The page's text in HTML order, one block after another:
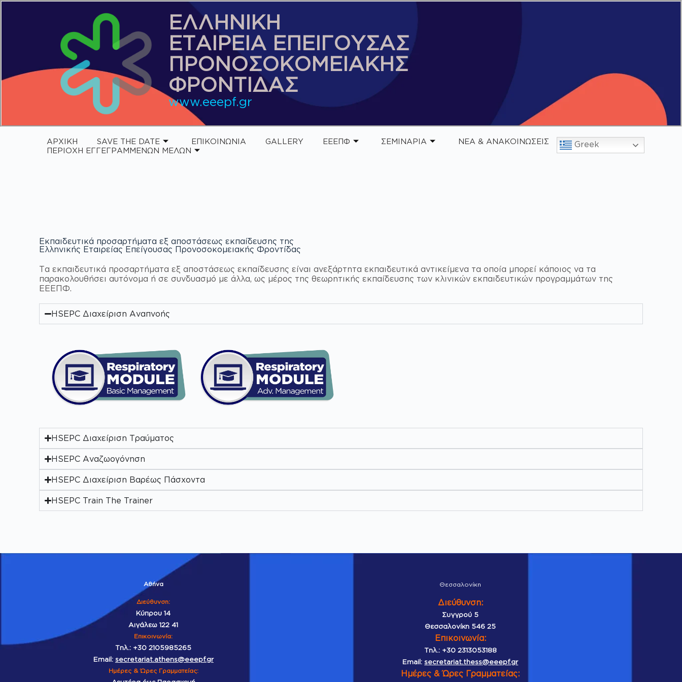
ΕΛΛΗΝΙΚΗ
ΕΤΑΙΡΕΙΑ ΕΠΕΙΓΟΥΣΑΣ
ΠΡΟΝΟΣΟΚΟΜΕΙΑΚΗΣ
ΦΡΟΝΤΙΔΑΣ
www.eeepf.gr
ΑΡΧΙΚΗ SAVE THE DATE ΕΠΙΚΟΙΝΩΝΙΑ GALLERY ΕΕΕΠΦ ΣΕΜΙΝΑΡΙΑ
ΝΕΑ & ΑΝΑΚΟΙΝΩΣΕΙΣ
ΠΕΡΙΟΧΗ ΕΓΓΕΓΡΑΜΜΕΝΩΝ ΜΕΛΩΝ
Greek
Εκπαιδευτικά προσαρτήματα εξ αποστάσεως εκπαίδευσης της
Ελληνικής Εταιρείας Επείγουσας Προνοσοκομειακής Φροντίδας
Τα εκπαιδευτικά προσαρτήματα εξ αποστάσεως εκπαίδευσης είναι ανεξάρτητα εκπαιδευτικά αντικείμενα τα οποία μπορεί κάποιος να τα
παρακολουθήσει αυτόνομα ή σε συνδυασμό με άλλα, ως μέρος της θεωρητικής εκπαίδευσης των κλινικών εκπαιδευτικών προγραμμάτων της
ΕΕΕΠΦ.
HSEPC Διαχείριση Αναπνοής
HSEPC Διαχείριση Τραύματος
HSEPC Αναζωογόνηση
HSEPC Διαχείριση Βαρέως Πάσχοντα
HSEPC Train The Trainer
Αθήνα
Διεύθυνση:
Κύπρου 14
Αιγάλεω 122 41
Επικοινωνία:
Τηλ.: +30 2105985265
Email: secretariat.athens@eeepf.gr
Ημέρες & Ώρες Γραμματείας:
Θεσσαλονίκη
Διεύθυνση:
Συγγρού 5
Θεσσαλονίκη 546 25
Επικοινωνία:
Τηλ.: +30 2313053188
Email:secretariat.thess@eeepf.gr
Ημέρες & Ώρες Γραμματείας: